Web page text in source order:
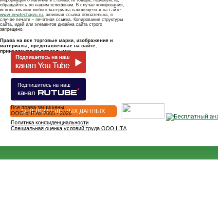
обращайтесь по нашим телефонам. В случае копирования,
использования любого материала находящегося на сайте
www.newtechagro.ru, активная ссылка обязательна, в
случае печати – печатная ссылка. Копирование структуры
сайта, идей или элементов дизайна сайта строго
запрещено.
Права на все торговые марки, изображения и
материалы, представленные на сайте,
принадлежат их владельцам.
О ПЕРСОНАЛЬНЫХ ДАННЫХ
Все права защищены
OOO «НТА» 2005 - 2026
Политика конфиденциальности
Специальная оценка условий труда ООО НТА